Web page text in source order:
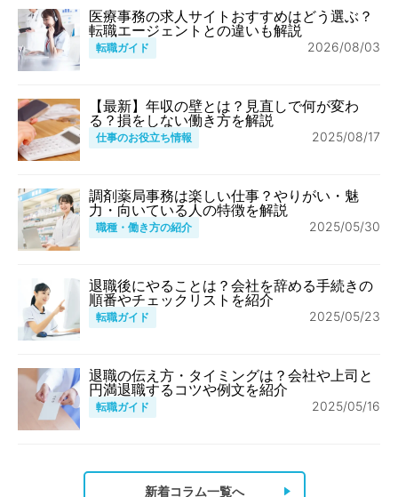
医療事務の求人サイトおすすめはどう選ぶ？
転職エージェントとの違いも解説
転職ガイド 2026/08/03
【最新】年収の壁とは？見直しで何が変わ
る？損をしない働き方を解説
仕事のお役立ち情報 2025/08/17
調剤薬局事務は楽しい仕事？やりがい・魅
力・向いている人の特徴を解説
職種・働き方の紹介 2025/05/30
退職後にやることは？会社を辞める手続きの
順番やチェックリストを紹介
転職ガイド 2025/05/23
退職の伝え方・タイミングは？会社や上司と
円満退職するコツや例文を紹介
転職ガイド 2025/05/16
新着コラム一覧へ